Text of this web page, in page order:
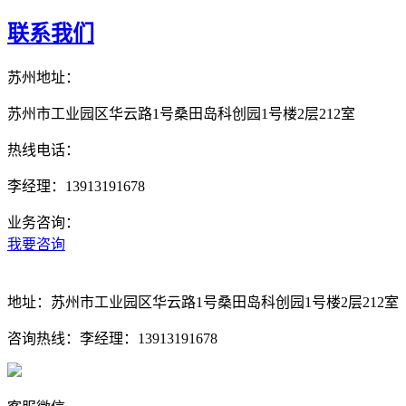
联系我们
苏州地址：
苏州市工业园区华云路1号桑田岛科创园1号楼2层212室
热线电话：
李经理：13913191678
业务咨询：
我要咨询
地址： 苏州市工业园区华云路1号桑田岛科创园1号楼2层212室
咨询热线： 李经理：13913191678